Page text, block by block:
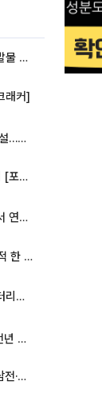
견
래커]
라방戰]
코스피 4.58% 하락, 환율 1420원대 [포토]
발생
'2TV 생생정보' 오늘방송맛집- 결정적 한 수, 3종 메밀면! 메밀 소바 맛집 '의○○○○'
포스코퓨처엠, LFP 시장 뚫었다…배터리사와 대규모 장기 공급 합의
엘앤에프, 2분기 영업이익 208억…전년 比 흑자전환
코스피, 4% 하락에 6270선 마감…삼전·SK하닉 '와르르' 각각 6%·10%대 급락